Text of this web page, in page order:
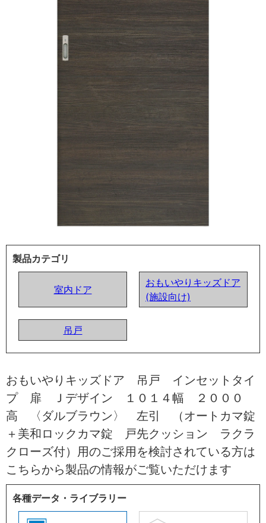
製品カテゴリ
室内ドア
おもいやりキッズドア
(施設向け)
吊戸
おもいやりキッズドア 吊戸 インセットタイ
プ 扉 Ｊデザイン １０１４幅 ２０００
高 〈ダルブラウン〉 左引 （オートカマ錠
＋美和ロックカマ錠 戸先クッション ラクラ
クローズ付）用のご採用を検討されている方は
こちらから製品の情報がご覧いただけます
各種データ・ライブラリー